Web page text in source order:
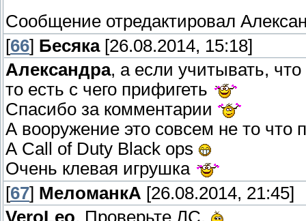
Сообщение отредактировал
[66] Бесяка[26.08.2014, 15:18]
Александра, а если учитывать,
то есть с чего прифигеть
Спасибо за комментарии
А вооружение это совсем не то что
А Call of Duty Black ops
Очень клевая игрушка
[67] МеломанкА [26.08.2014, 21:45]
VeroLeo, Проверьте ЛС.